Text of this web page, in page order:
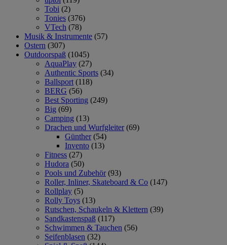
Tobi (2)
Tonies (376)
VTech (78)
Musik & Instrumente (57)
Ostern (307)
Outdoorspaß (1045)
AquaPlay (27)
Authentic Sports (34)
Ballsport (118)
BERG (56)
Best Sporting (249)
Big (69)
Camping (13)
Drachen und Wurfgleiter (69)
Günther (54)
Invento (13)
Fitness (27)
Hudora (50)
Pools und Zubehör (93)
Roller, Inliner, Skateboard & Co (147)
Rollplay (5)
Rolly Toys (13)
Rutschen, Schaukeln & Klettern (39)
Sandkastenspaß (117)
Schwimmen & Tauchen (56)
Seifenblasen (32)